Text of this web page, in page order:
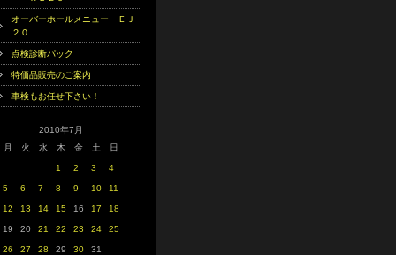
オーバーホールメニュー ＥＪ
２０
点検診断パック
特価品販売のご案内
車検もお任せ下さい！
2010年7月
月
火 水 木 金 土 日
1 2 3 4
5 6 7 8 9 10 11
12 13 14 15 16 17 18
19 20 21 22 23 24 25
26 27 28 29 30 31